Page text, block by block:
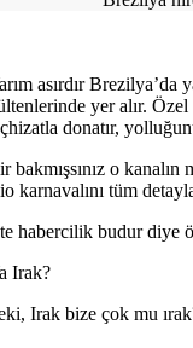
asırdır Brezilya’da
yer alır.
donatır,
bakmışsınız o
karnavalını tüm
habercilik budur diye
Irak?
Irak bize çok mu